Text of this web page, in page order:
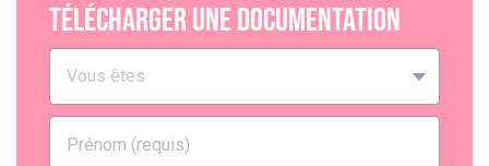
Télécharger une documentation